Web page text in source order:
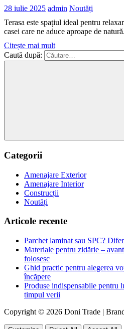
28 iulie 2025 admin Noutăți
Terasa este spațiul ideal pentru
casei care ne aduce aproape de
Citește mai mult
Caută după:
Categorii
Amenajare Exterior
Amenajare Interior
Construcții
Noutăți
Articole recente
Parchet laminat sau SPC?
Materiale pentru zidărie –
folosesc
Ghid practic pentru alegerea
încăpere
Produse indispensabile pentru
timpul verii
Copyright © 2026 Doni Trade |